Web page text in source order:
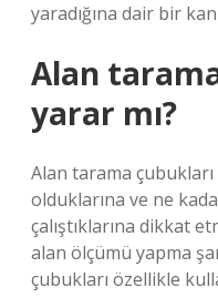
yaradığına dair bir
Alan
yarar mı?
Alan tarama
olduklarına ve ne
çalıştıklarına dikkat
alan ölçümü yapma
çubukları özellikle